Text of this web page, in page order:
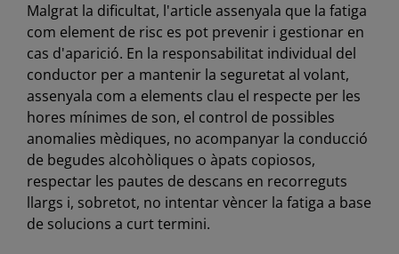
Malgrat la dificultat, l'article assenyala que la fatiga
com element de risc es pot prevenir i gestionar en
cas d'aparició. En la responsabilitat individual del
conductor per a mantenir la seguretat al volant,
assenyala com a elements clau el respecte per les
hores mínimes de son, el control de possibles
anomalies mèdiques, no acompanyar la conducció
de begudes alcohòliques o àpats copiosos,
respectar les pautes de descans en recorreguts
llargs i, sobretot, no intentar vèncer la fatiga a base
de solucions a curt termini.